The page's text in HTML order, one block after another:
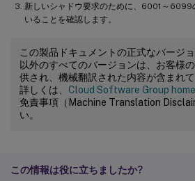
新しいシャドウ要求のために、6001～6099
いることを確認します。
この製品ドキュメントの正式なバージ
以外のすべてのバージョンは、お客様
供され、機械翻訳された内容が含まれ
詳しくは、 Cloud Software Group home
免責事項（Machine Translation
い。
この情報は役に立ちましたか?